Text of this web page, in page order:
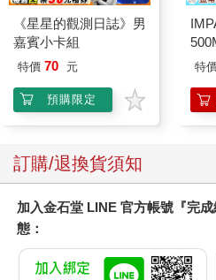
《星星的觀測日誌》男
嘉賓小卡組
特價 70 元
預購限定
特
訂購/退換貨須知
加入金石堂 LINE 官方帳號『完
態：